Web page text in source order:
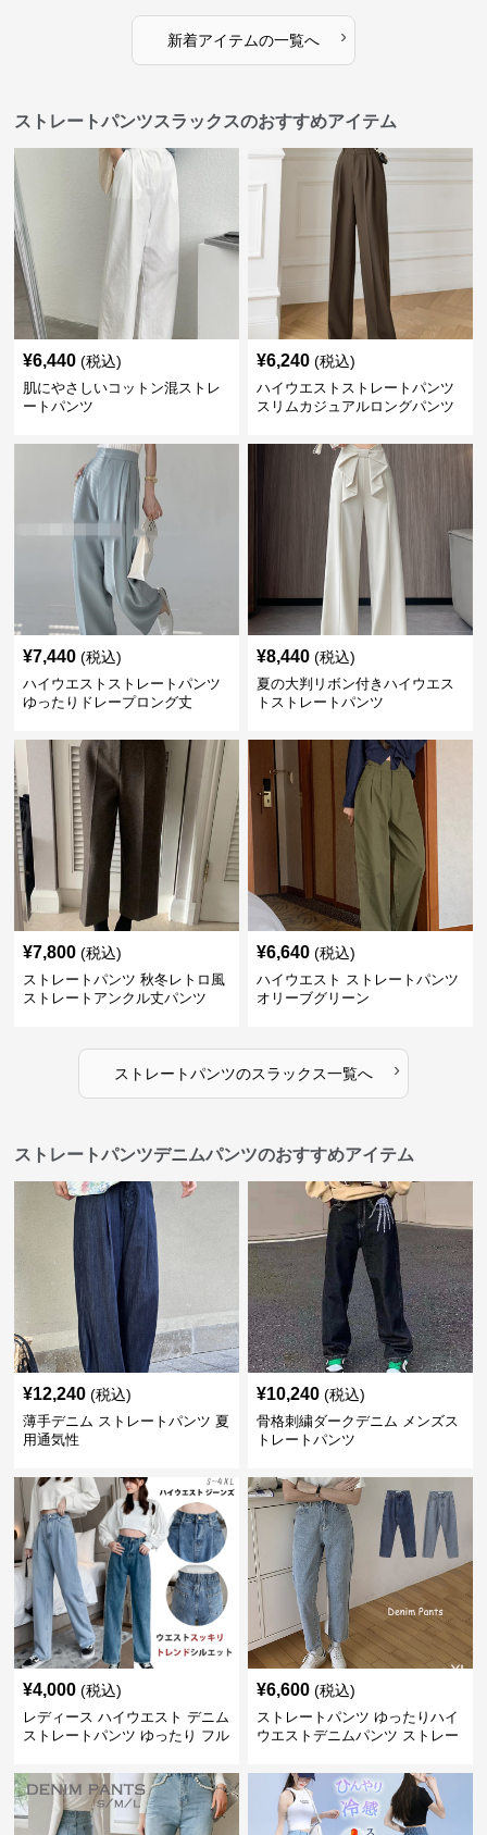
新着アイテムの一覧へ ›
ストレートパンツスラックスのおすすめアイテム
¥6,440 (税込)
肌にやさしいコットン混ストレ
ートパンツ
¥6,240 (税込)
ハイウエストストレートパンツ
スリムカジュアルロングパンツ
¥7,440 (税込)
ハイウエストストレートパンツ
ゆったりドレープロング丈
¥8,440 (税込)
夏の大判リボン付きハイウエス
トストレートパンツ
¥7,800 (税込)
ストレートパンツ 秋冬レトロ風
ストレートアンクル丈パンツ
¥6,640 (税込)
ハイウエスト ストレートパンツ
オリーブグリーン
ストレートパンツのスラックス一覧へ ›
ストレートパンツデニムパンツのおすすめアイテム
¥12,240 (税込)
薄手デニム ストレートパンツ 夏
用通気性
¥10,240 (税込)
骨格刺繍ダークデニム メンズス
トレートパンツ
¥4,000 (税込)
レディース ハイウエスト デニム
ストレートパンツ ゆったり フル
¥6,600 (税込)
ストレートパンツ ゆったりハイ
ウエストデニムパンツ ストレー